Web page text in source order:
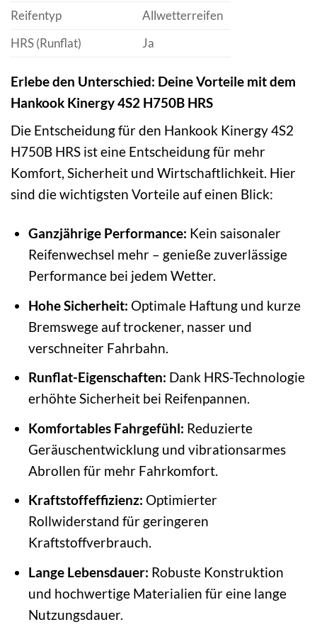
Reifentyp
Allwetterreifen
HRS (Runflat)
Ja
Erlebe den Unterschied: Deine Vorteile mit dem
Hankook Kinergy 4S2 H750B HRS
Die Entscheidung für den Hankook Kinergy 4S2
H750B HRS ist eine Entscheidung für mehr
Komfort, Sicherheit und Wirtschaftlichkeit. Hier
sind die wichtigsten Vorteile auf einen Blick:
Ganzjährige Performance: Kein saisonaler
Reifenwechsel mehr – genieße zuverlässige
Performance bei jedem Wetter.
Hohe Sicherheit: Optimale Haftung und kurze
Bremswege auf trockener, nasser und
verschneiter Fahrbahn.
Runflat-Eigenschaften: Dank HRS-Technologie
erhöhte Sicherheit bei Reifenpannen.
Komfortables Fahrgefühl: Reduzierte
Geräuschentwicklung und vibrationsarmes
Abrollen für mehr Fahrkomfort.
Kraftstoffeffizienz: Optimierter
Rollwiderstand für geringeren
Kraftstoffverbrauch.
Lange Lebensdauer: Robuste Konstruktion
und hochwertige Materialien für eine lange
Nutzungsdauer.